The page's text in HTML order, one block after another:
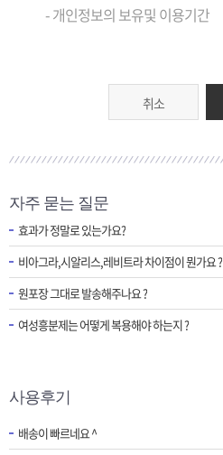
- 개인정보의 보유및 이용기간
취소
자주 묻는 질문
효과가 정말로 있는가요?
비아그라,시알리스,레비트라 차이점이 뭔가요 ?
원포장 그대로 발송해주나요 ?
여성흥분제는 어떻게 복용해야 하는지 ?
사용후기
배송이 빠르네요 ^